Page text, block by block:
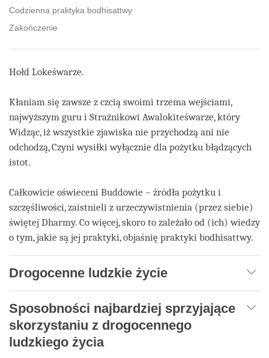
Codzienna praktyka bodhisattwy
Zakończenie
Hołd Lokeśwarze.
Kłaniam się zawsze z czcią swoimi trzema wejściami,
najwyższym guru i Strażnikowi Awalokiteśwarze, który
Widząc, iż wszystkie zjawiska nie przychodzą ani nie
odchodzą, Czyni wysiłki wyłącznie dla pożytku błądzących
istot.
Całkowicie oświeceni Buddowie – źródła pożytku i
szczęśliwości, zaistnieli z urzeczywistnienia (przez siebie)
świętej Dharmy. Co więcej, skoro to zależało od (ich) wiedzy
o tym, jakie są jej praktyki, objaśnię praktyki bodhisattwy.
Drogocenne ludzkie życie
Sposobności najbardziej sprzyjające
skorzystaniu z drogocennego
ludzkiego życia